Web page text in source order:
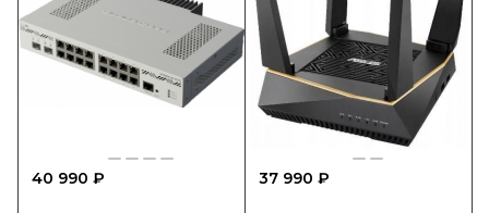
40 990 ₽ 37 990 ₽